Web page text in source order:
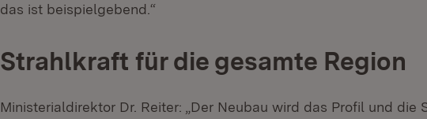
das ist beispielgebend.“
Strahlkraft für die gesamte Region
Ministerialdirektor Dr. Reiter: „Der Neubau wird das Profil und die